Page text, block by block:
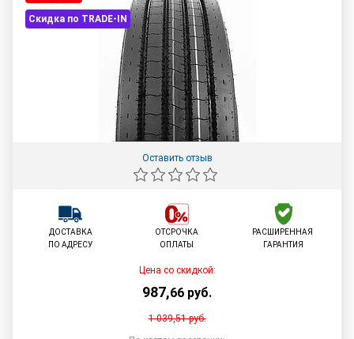
Скидка по TRADE-IN
Оставить отзыв
ДОСТАВКА
ПО АДРЕСУ
ОТСРОЧКА
ОПЛАТЫ
РАСШИРЕННАЯ
ГАРАНТИЯ
Цена со скидкой:
987,66 руб.
1 039,51руб.